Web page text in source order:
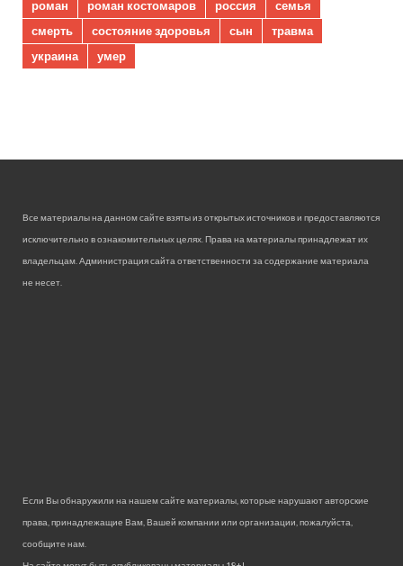
роман
роман костомаров россия
семья
смерть
состояние здоровья сын
травма
украина
умер
Все материалы на данном сайте взяты из открытых источников и предоставляются
исключительно в ознакомительных целях. Права на материалы принадлежат их
владельцам. Администрация сайта ответственности за содержание материала
не несет.
Если Вы обнаружили на нашем сайте материалы, которые нарушают авторские
права, принадлежащие Вам, Вашей компании или организации, пожалуйста,
сообщите нам.